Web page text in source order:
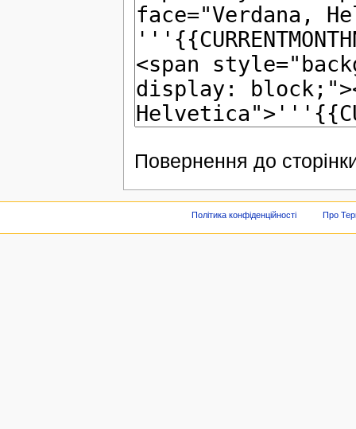
Повернення до
Політика конфіденційності Про